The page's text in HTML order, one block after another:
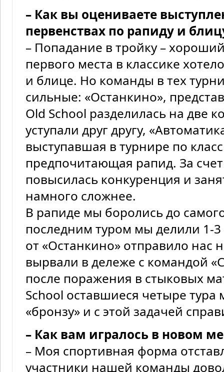
– Как вы оцениваете
первенствах по рапиду и
– Попадание в тройку –
первого места в классике
и блице. Но команды в тех
сильные: «Останкино»,
Old School разделилась на две
уступали друг другу,
выступавшая в турнире по
предпочитающая рапид. За
повысилась конкуренция и
намного сложнее.
В рапиде мы боролись до
последним туром мы делили 1-
от «Останкино» отправило нас
вырвали в дележе с командой
после поражения в стыковых
School оставшиеся четыре тура
«бронзу» и с этой задачей
– Как вам игралось в новом
– Моя спортивная форма
участники нашей команды